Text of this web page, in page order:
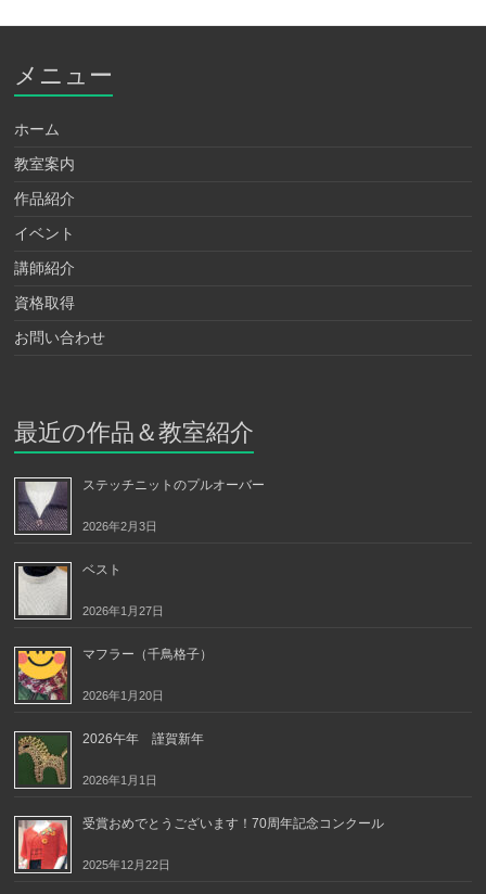
メニュー
ホーム
教室案内
作品紹介
イベント
講師紹介
資格取得
お問い合わせ
最近の作品＆教室紹介
ステッチニットのプルオーバー
2026年2月3日
ベスト
2026年1月27日
マフラー（千鳥格子）
2026年1月20日
2026午年 謹賀新年
2026年1月1日
受賞おめでとうございます！70周年記念コンクール
2025年12月22日